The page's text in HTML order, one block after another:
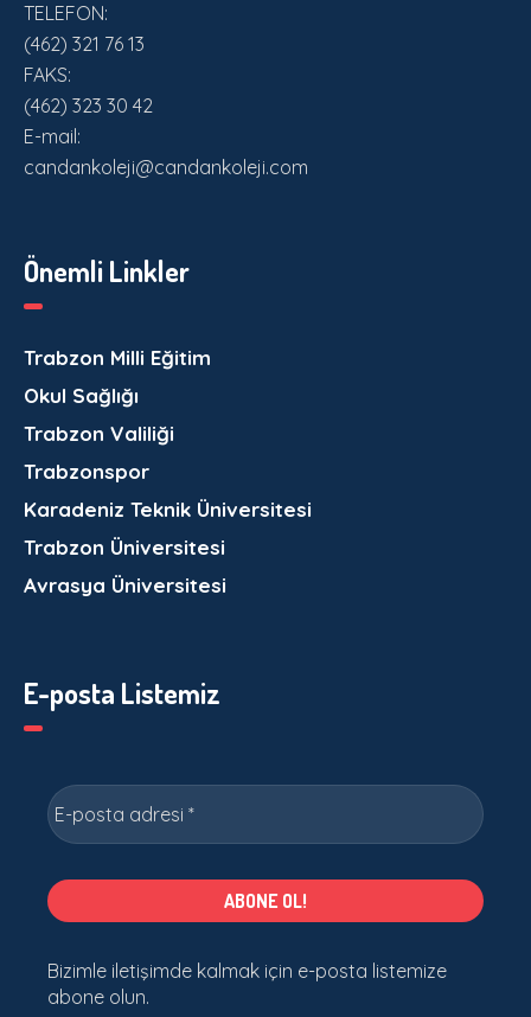
TELEFON:
(462) 321 76 13
FAKS:
(462) 323 30 42
E-mail:
candankoleji@candankoleji.com
Önemli Linkler
Trabzon Milli Eğitim
Okul Sağlığı
Trabzon Valiliği
Trabzonspor
Karadeniz Teknik Üniversitesi
Trabzon Üniversitesi
Avrasya Üniversitesi
E-posta Listemiz
Bizimle iletişimde kalmak için e-posta listemize
abone olun.